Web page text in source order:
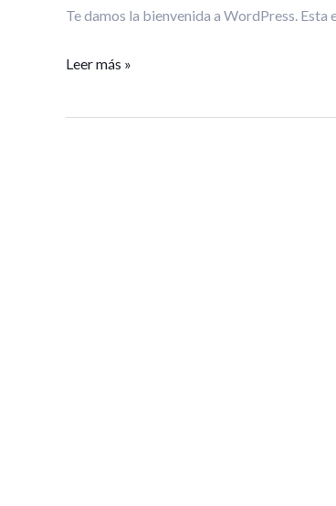
Te damos la bienvenida a WordPress.
Leer más »